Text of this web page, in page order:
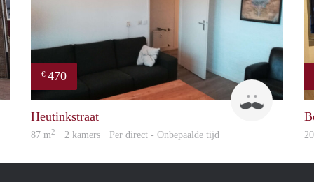
€ 470
Heutinkstraat
87 m2 · 2 kamers · Per direct - Onbepaalde tijd